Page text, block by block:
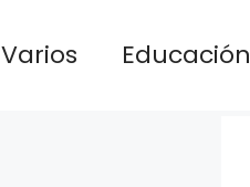
Varios Educación